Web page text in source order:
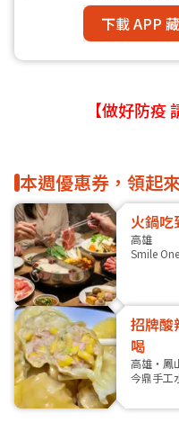
下載 APP
【做好防疫
本週優惠券，領起來
火鍋吃
高雄
Smile
招牌酸
喝
高雄・鳳
今鼎手工